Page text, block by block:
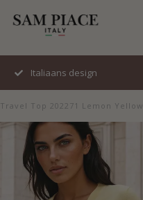
Italiaans design
Travel Top 202271 Lemon Yellow